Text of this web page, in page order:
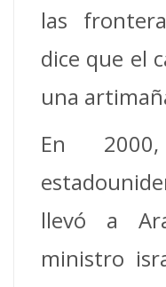
las
dice que el
una
En
llevó a
ministro